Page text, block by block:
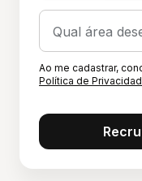
Ao me cadastrar,
Política de